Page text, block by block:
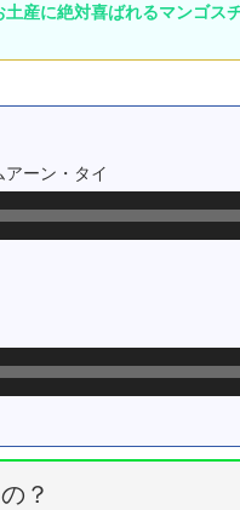
産に絶対喜ばれるマンゴス
ーン・タイ
？